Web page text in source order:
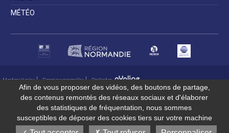
MÉTÉO
Mentions légales Données personnelles Réalisation
Afin de vous proposer des vidéos, des boutons de partage,
des contenus remontés des réseaux sociaux et d'élaborer
des statistiques de fréquentation, nous sommes
susceptibles de déposer des cookies tiers sur votre machine